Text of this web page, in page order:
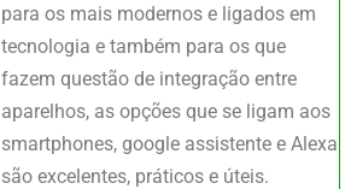
para os mais modernos e ligados em
tecnologia e também para os que
fazem questão de integração entre
aparelhos, as opções que se ligam aos
smartphones, google assistente e Alexa
são excelentes, práticos e úteis.